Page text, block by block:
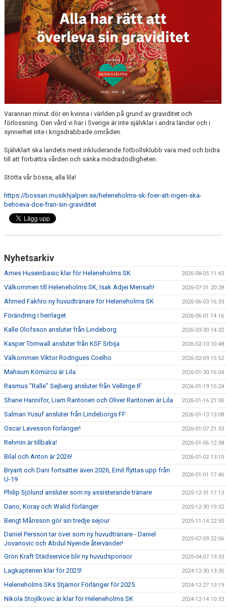
DOKUMENT
AVGIFTER
Varannan minut dör en kvinna i världen på grund av graviditet och
förlossning. Den vård vi har i Sverige är inte självklar i andra länder och i
synnerhet inte i krigsdrabbade områden.
Självklart ska landets mest inkluderande fotbollsklubb vara med och bidra
till att förbättra vården och sänka mödradödligheten.
Stötta vår bössa, alla lila!
https://bossan.musikhjalpen.se/heleneholms-sk-foer-att-ingen-ska-
behoeva-doe-fran-sin-graviditet
Nyhetsarkiv
Arnes Huseinbasic klar för Heleneholms SK 2026-08-05 11:43
Välkommen till Heleneholms SK, Isak Adjei Mensah! 2026-07-31 20:28
Ahmed Fakhro ny huvudtränare för Heleneholms SK 2026-06-03 16:33
Förändring i herrlaget 2026-06-01 14:16
Kalle Olofsson ansluter från Lindeborg 2026-03-30 14:32
Kasper Törnwall ansluter från KSF Srbija 2026-02-10 10:48
Välkommen Viktor Rodrigues Coelho 2026-02-09 15:52
Mahsum Kömürcü är Lila 2026-01-30 16:04
Rasmus "Ralle" Sejberg ansluter från Vellinge IF 2026-01-19 15:24
Shane Hannifor, Liam Rantonen och Oliver Rantonen är Lila 2026-01-16 21:00
Salman Yusuf ansluter från Lindeborgs FF 2026-01-13 13:08
Oscar Lavesson förlänger! 2026-01-07 21:33
Rehmin är tillbaka! 2026-01-06 12:38
Bilal och Anton är 2026! 2026-01-02 13:10
Bryant och Dani fortsätter även 2026, Emil flyttas upp från
U-19
2026-01-01 17:46
Philip Sjölund ansluter som ny assisterande tränare 2025-12-31 17:13
Dano, Koray och Walid förlänger 2025-12-30 19:32
Bengt Månsson gör sin tredje sejour 2025-11-14 22:50
Daniel Persson tar över som ny huvudtränare - Daniel
Jovanovic och Abdul Nyende återvänder!
2025-07-09 22:06
Grön Kraft Städservice blir ny huvudsponsor 2025-04-07 19:33
Lagkaptenen klar för 2025! 2024-12-30 13:35
Heleneholms SKs Stjärnor Förlänger för 2025 2024-12-27 13:19
Nikola Stojilkovic är klar för Heleneholms SK 2024-12-14 10:33